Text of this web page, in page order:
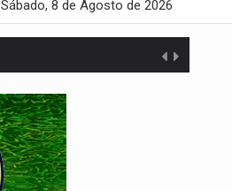
Sábado, 8 de Agosto de 2026